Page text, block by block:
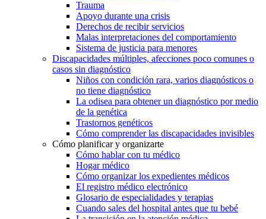
Trauma
Apoyo durante una crisis
Derechos de recibir servicios
Malas interpretaciones del comportamiento
Sistema de justicia para menores
Discapacidades múltiples, afecciones poco comunes o
casos sin diagnóstico
Niños con condición rara, varios diagnósticos o
no tiene diagnóstico
La odisea para obtener un diagnóstico por medio
de la genética
Trastornos genéticos
Cómo comprender las discapacidades invisibles
Cómo planificar y organizarte
Cómo hablar con tu médico
Hogar médico
Cómo organizar los expedientes médicos
El registro médico electrónico
Glosario de especialidades y terapias
Cuando sales del hospital antes que tu bebé